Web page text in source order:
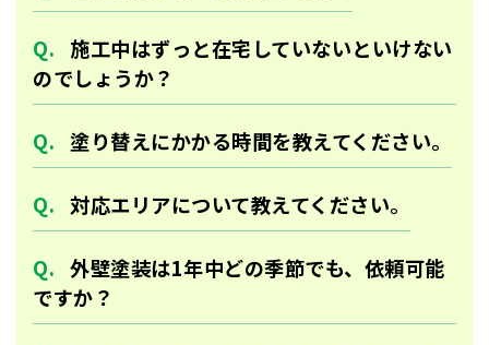
施工中はずっと在宅していないといけない
のでしょうか？
塗り替えにかかる時間を教えてください。
対応エリアについて教えてください。
外壁塗装は1年中どの季節でも、依頼可能
ですか？